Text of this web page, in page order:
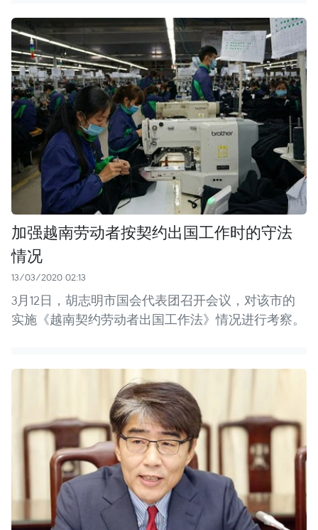
加强越南劳动者按契约出国工作时的守法
情况
13/03/2020 02:13
3月12日，胡志明市国会代表团召开会议，对该市的
实施《越南契约劳动者出国工作法》情况进行考察。